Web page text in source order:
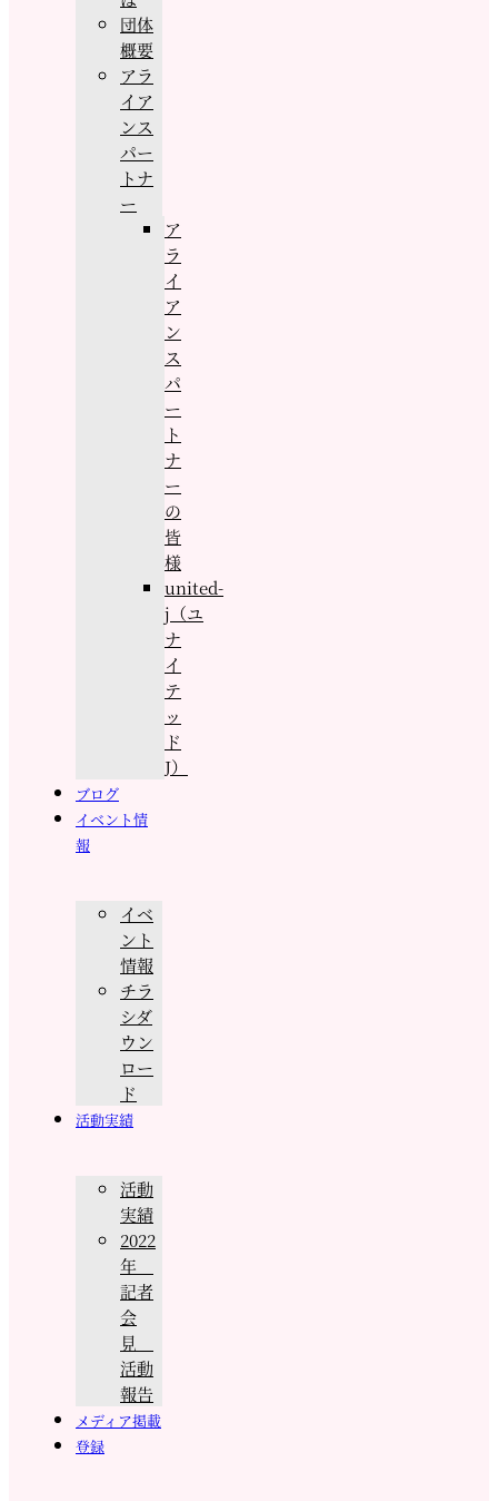
団体
概要
アラ
イア
ンス
パー
トナ
ー
ア
ラ
イ
ア
ン
ス
パ
ー
ト
ナ
ー
の
皆
様
united-
j（ユ
ナ
イ
テ
ッ
ド
J）
ブログ
イベント情
報
イベ
ント
情報
チラ
シダ
ウン
ロー
ド
活動実績
活動
実績
2022
年
記者
会
見
活動
報告
メディア掲載
登録